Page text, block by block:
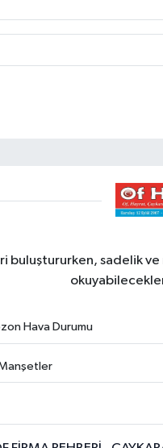
buluştururken, sadelik
Hava Durumu